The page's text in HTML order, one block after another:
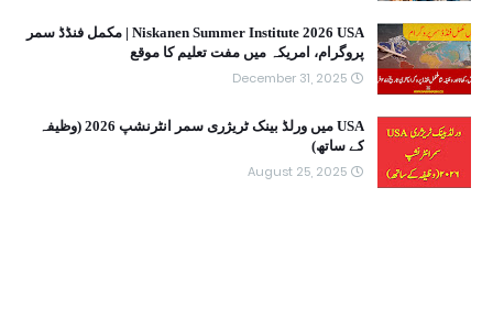
Niskanen Summer Institute 2026 USA | مکمل فنڈڈ سمر
پروگرام، امریکہ میں مفت تعلیم کا موقع
December 31, 2025
USA میں ورلڈ بینک ٹریژری سمر انٹرنشپ 2026 (وظیفہ
کے ساتھ)
August 25, 2025